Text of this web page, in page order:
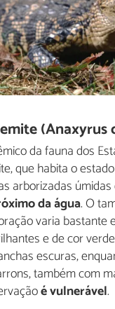
(Anaxyrus
da fauna dos
que habita o
arborizadas úmidas
da água. O
varia bastante
e de cor
escuras,
também com
é vulnerável.